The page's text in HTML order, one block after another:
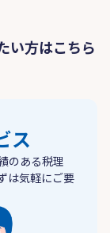
い方はこちら
ス
のある税理
は気軽にご要